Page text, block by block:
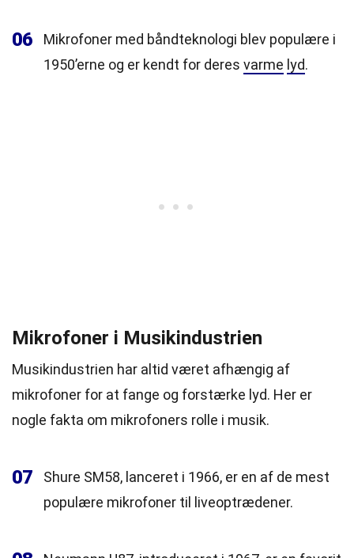
06
Mikrofoner med båndteknologi blev populære i
1950’erne og er kendt for deres varme lyd.
Mikrofoner i Musikindustrien
Musikindustrien har altid været afhængig af
mikrofoner for at fange og forstærke lyd. Her er
nogle fakta om mikrofoners rolle i musik.
07
Shure SM58, lanceret i 1966, er en af de mest
populære mikrofoner til liveoptrædener.